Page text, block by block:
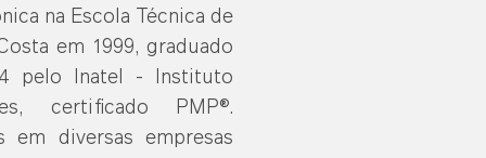
na Escola Técnica de
em 1999, graduado
pelo Inatel - Instituto
certificado PMP®.
diversas empresas